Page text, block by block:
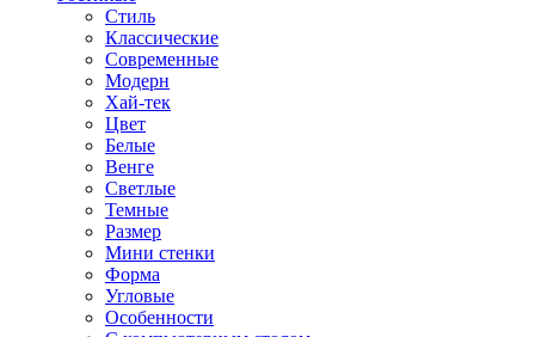
Стиль
Классические
Современные
Модерн
Хай-тек
Цвет
Белые
Венге
Светлые
Темные
Размер
Мини стенки
Форма
Угловые
Особенности